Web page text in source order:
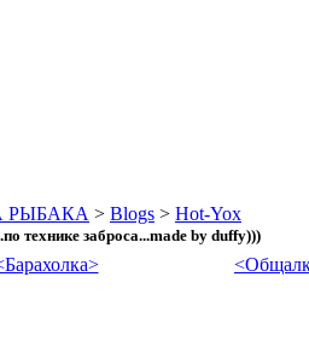
> Blogs > Hot-Yox
технике заброса...made by duffy)))